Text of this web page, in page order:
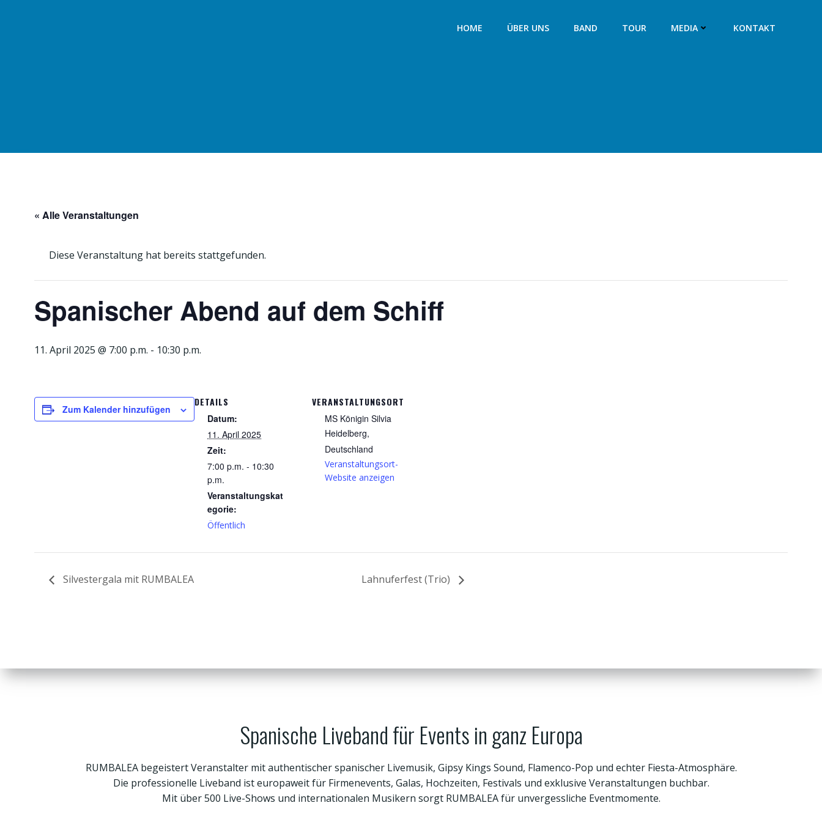
HOME ÜBER UNS BAND TOUR MEDIA KONTAKT
« Alle Veranstaltungen
Diese Veranstaltung hat bereits stattgefunden.
Spanischer Abend auf dem Schiff
11. April 2025 @ 7:00 p.m. - 10:30 p.m.
Zum Kalender hinzufügen
DETAILS
Datum:
11. April 2025
Zeit:
7:00 p.m. - 10:30
p.m.
Veranstaltungskat
egorie:
Öffentlich
VERANSTALTUNGSORT
MS Königin Silvia
Heidelberg,
Deutschland
Veranstaltungsort-
Website anzeigen
Silvestergala mit RUMBALEA Lahnuferfest (Trio)
Spanische Liveband für Events in ganz Europa
RUMBALEA begeistert Veranstalter mit authentischer spanischer Livemusik, Gipsy Kings Sound, Flamenco-Pop und echter Fiesta-Atmosphäre.
Die professionelle Liveband ist europaweit für Firmenevents, Galas, Hochzeiten, Festivals und exklusive Veranstaltungen buchbar.
Mit über 500 Live-Shows und internationalen Musikern sorgt RUMBALEA für unvergessliche Eventmomente.